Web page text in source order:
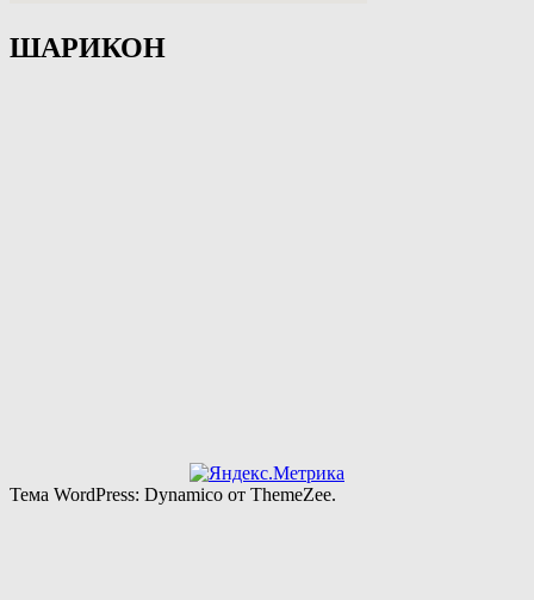
ШАРИКОН
Тема WordPress: Dynamico от ThemeZee.